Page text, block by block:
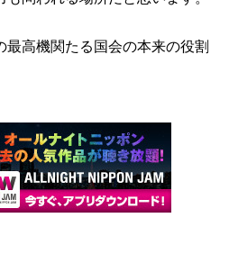
最高機関たる国会の本来の役割